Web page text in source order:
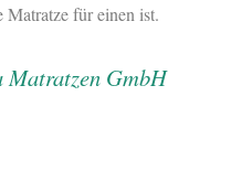
für einen ist.